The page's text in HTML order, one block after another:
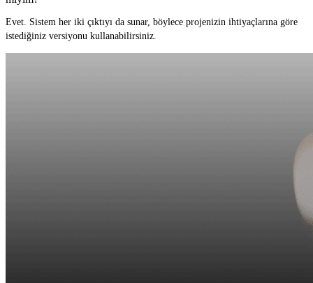
Evet. Sistem her iki çıktıyı da sunar, böylece projenizin ihtiyaçlarına göre
istediğiniz versiyonu kullanabilirsiniz.